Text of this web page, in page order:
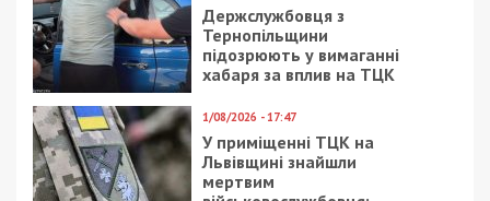
Держслужбовця з
Тернопільщини
підозрюють у вимаганні
хабаря за вплив на ТЦК
1/08/2026 - 17:47
У приміщенні ТЦК на
Львівщині знайшли
мертвим